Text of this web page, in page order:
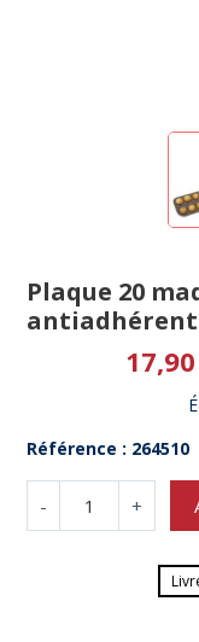
Plaque 20
Référence : 264510
- +